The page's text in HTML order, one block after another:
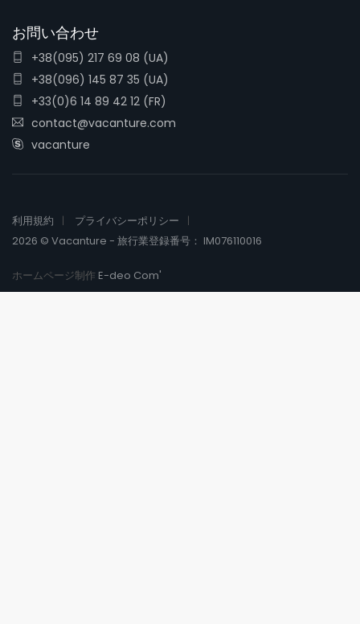
お問い合わせ
+38(095) 217 69 08 (UA)
+38(096) 145 87 35 (UA)
+33(0)6 14 89 42 12 (FR)
contact@vacanture.com
vacanture
利用規約
プライバシーポリシー
2026 © Vacanture - 旅行業登録番号： IM076110016
ホームページ制作 E-deo Com'